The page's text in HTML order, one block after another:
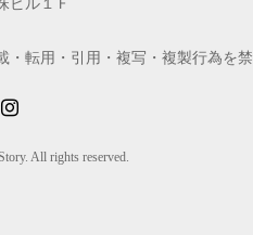
ビル１Ｆ
・転用・引用・複写・複製行為を
All rights reserved.